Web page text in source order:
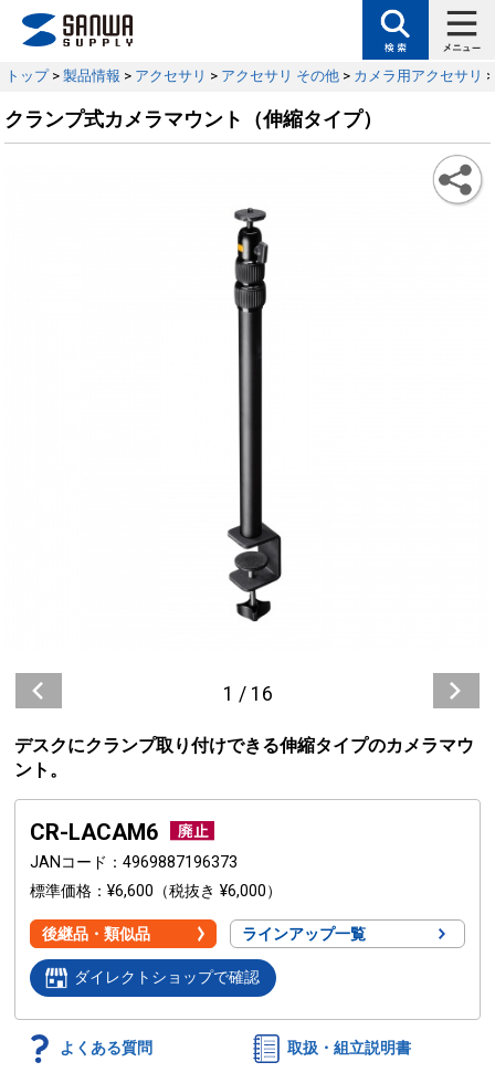
トップ> 製品情報 > アクセサリ > アクセサリ その他 > カメラ用アクセサリ
クランプ式カメラマウント（伸縮タイプ）
1 / 16
デスクにクランプ取り付けできる伸縮タイプのカメラマウ
ント。
CR-LACAM6
JANコード
4969887196373
標準価格
¥6,600 （税抜き ¥6,000）
後継品・類似品 ラインアップ一覧
ダイレクトショップで確認
よくある質問 取扱・組立説明書